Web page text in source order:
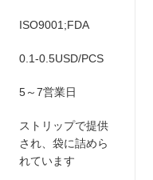
ISO9001;FDA
0.1-0.5USD/PCS
5～7営業日
ストリップで提供
され、袋に詰めら
れています